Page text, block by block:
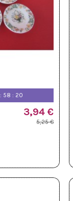
:58 :18
3,94 €
5,25 €